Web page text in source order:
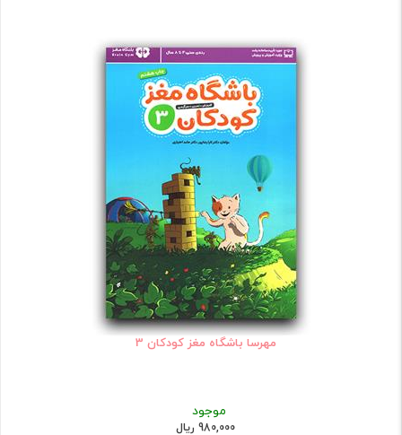
مهرسا باشگاه مغز کودکان 3
موجود
980,000 ریال